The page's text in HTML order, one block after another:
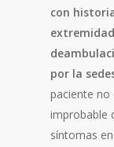
con
por la
paciente no
improbable
síntomas